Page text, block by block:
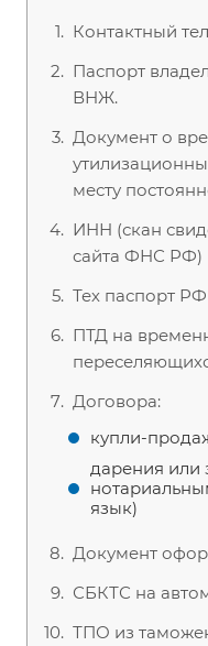
Контактный
Паспорт
ВНЖ.
Документ о
месту
ИНН (скан
сайта ФНС РФ)
Тех паспорт
ПТД на
Договора:
купли-
дарения или
язык)
Документ
СБКТС на
ТПО из